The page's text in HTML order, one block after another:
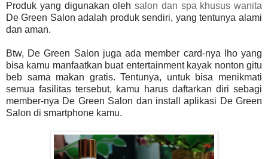
Produk yang digunakan oleh salon dan spa khusus wanita
De Green Salon adalah produk sendiri, yang tentunya alami
dan aman.
Btw, De Green Salon juga ada member card-nya lho yang
bisa kamu manfaatkan buat entertainment kayak nonton gitu
beb sama makan gratis. Tentunya, untuk bisa menikmati
semua fasilitas tersebut, kamu harus daftarkan diri sebagi
member-nya De Green Salon dan install aplikasi De Green
Salon di smartphone kamu.